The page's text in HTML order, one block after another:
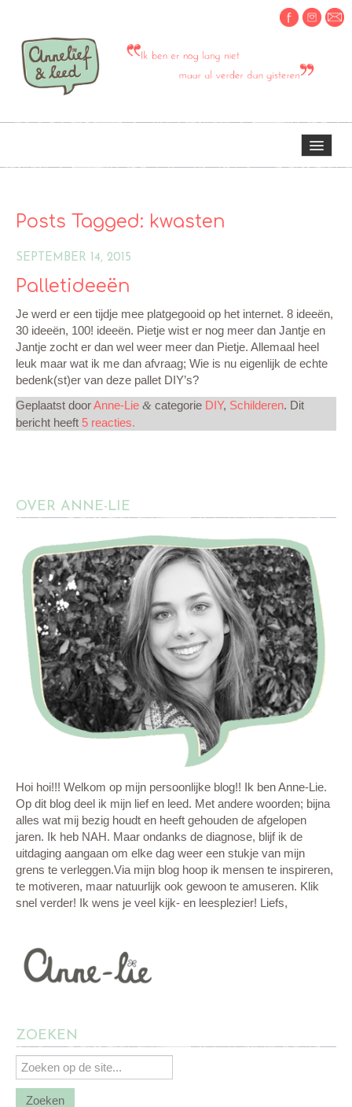
ERVARINGEN OM TE DELEN
CREATIEF
MIJN CREATIES
Posts Tagged: kwasten
SEPTEMBER 14, 2015
Palletideeën
Je werd er een tijdje mee platgegooid op het internet. 8 ideeën,
30 ideeën, 100! ideeën. Pietje wist er nog meer dan Jantje en
Jantje zocht er dan wel weer meer dan Pietje. Allemaal heel
leuk maar wat ik me dan afvraag; Wie is nu eigenlijk de echte
bedenk(st)er van deze pallet DIY’s?
Geplaatst doorAnne-Lie & categorie DIY, Schilderen. Dit
bericht heeft 5 reacties.
OVER ANNE-LIE
Hoi hoi!!! Welkom op mijn persoonlijke blog!! Ik ben Anne-Lie.
Op dit blog deel ik mijn lief en leed. Met andere woorden; bijna
alles wat mij bezig houdt en heeft gehouden de afgelopen
jaren. Ik heb NAH. Maar ondanks de diagnose, blijf ik de
uitdaging aangaan om elke dag weer een stukje van mijn
grens te verleggen.Via mijn blog hoop ik mensen te inspireren,
te motiveren, maar natuurlijk ook gewoon te amuseren. Klik
snel verder! Ik wens je veel kijk- en leesplezier! Liefs,
ZOEKEN